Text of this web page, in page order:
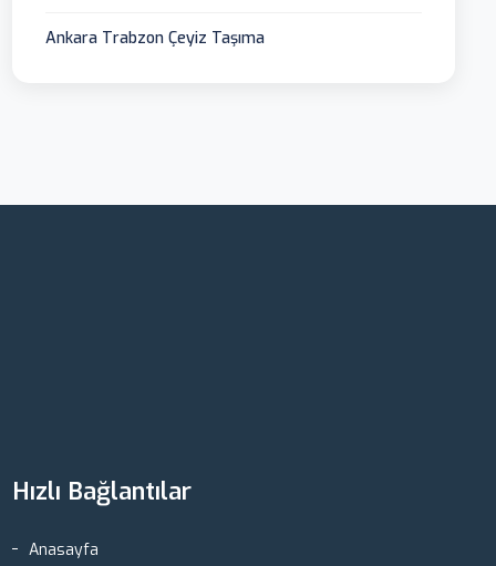
Ankara Trabzon Çeyiz Taşıma
Hızlı Bağlantılar
Anasayfa